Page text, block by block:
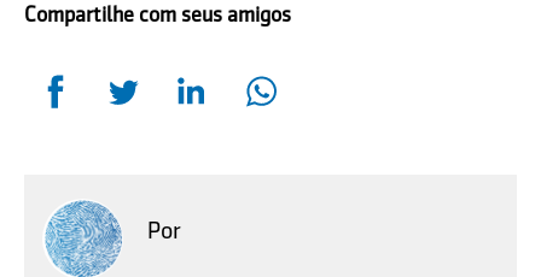
Compartilhe com seus amigos
Por